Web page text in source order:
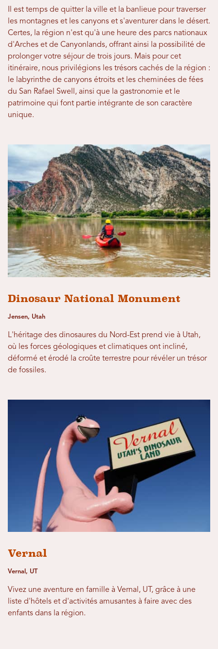
Il est temps de quitter la ville et la banlieue pour traverser
les montagnes et les canyons et s'aventurer dans le désert.
Certes, la région n'est qu'à une heure des parcs nationaux
d'Arches et de Canyonlands, offrant ainsi la possibilité de
prolonger votre séjour de trois jours. Mais pour cet
itinéraire, nous privilégions les trésors cachés de la région :
le labyrinthe de canyons étroits et les cheminées de fées
du San Rafael Swell, ainsi que la gastronomie et le
patrimoine qui font partie intégrante de son caractère
unique.
Dinosaur National Monument
Jensen, Utah
L'héritage des dinosaures du Nord-Est prend vie à Utah,
où les forces géologiques et climatiques ont incliné,
déformé et érodé la croûte terrestre pour révéler un trésor
de fossiles.
Vernal
Vernal, UT
Vivez une aventure en famille à Vernal, UT, grâce à une
liste d'hôtels et d'activités amusantes à faire avec des
enfants dans la région.